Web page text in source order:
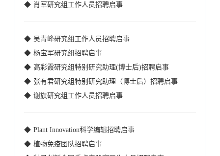
◆ 肖军研究组工作人员招聘启事
◆ 吴青峰研究组工作人员招聘启事
◆ 杨宝军研究组招聘启事
◆ 高彩霞研究组特别研究助理(博士后)招聘启事
◆ 张有君研究组特别研究助理（博士后）招聘启事
◆ 谢旗研究组工作人员招聘启事
◆ Plant Innovation科学编辑招聘启事
◆ 植物免疫团队招聘启事